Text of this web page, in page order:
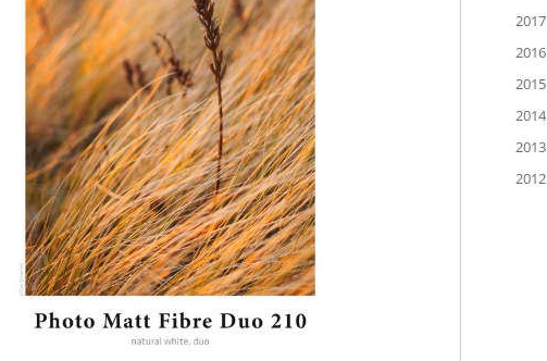
2017
2016
2015
2014
2013
2012